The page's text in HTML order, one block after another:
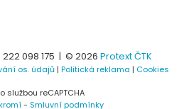
098 175 | © 2026 Protext ČTK
os. údajů| Politická reklama | Cookies
službou reCAPTCHA
- Smluvní podmínky